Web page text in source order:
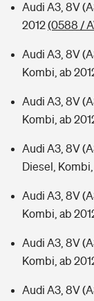
Audi A3, 8V
2012(0588 /
Audi A3, 8V
Kombi, ab
Audi A3, 8V
Kombi, ab
Audi A3, 8V
Diesel,
Audi A3, 8V
Kombi, ab
Audi A3, 8V
Kombi, ab
Audi A3, 8V